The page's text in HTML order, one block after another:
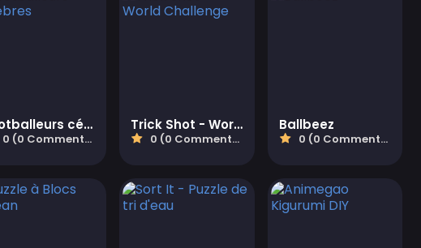
Footballeurs célèbres
0 (0 Commentaires)
Trick Shot - World Challenge
0 (0 Commentaires)
Ballbeez
0 (0 Commentaires)